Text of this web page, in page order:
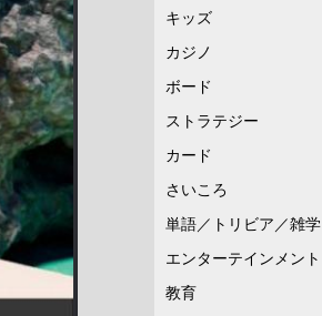
キッズ
カジノ
ボード
ストラテジー
カード
さいころ
単語／トリビア／雑学
エンターテインメント
教育